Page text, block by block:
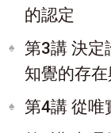
的認定
第3講 決定
知覺的存
第4講 從唯